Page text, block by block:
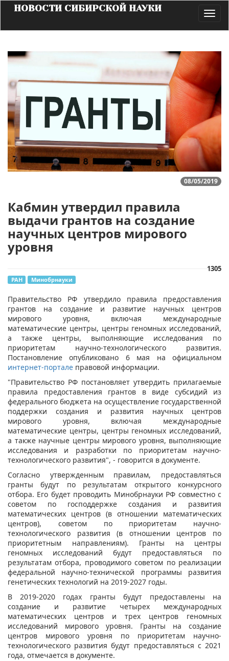
НОВОСТИ СИБИРСКОЙ НАУКИ
08/05/2019
Кабмин утвердил правила
выдачи грантов на создание
научных центров мирового
уровня
1305
РАН Минобрнауки
Правительство РФ утвердило правила предоставления
грантов на создание и развитие научных центров
мирового уровня, включая международные
математические центры, центры геномных исследований,
а также центры, выполняющие исследования по
приоритетам научно-технологического развития.
Постановление опубликовано 6 мая на официальном
интернет-портале правовой информации.
"Правительство РФ постановляет утвердить прилагаемые
правила предоставления грантов в виде субсидий из
федерального бюджета на осуществление государственной
поддержки создания и развития научных центров
мирового уровня, включая международные
математические центры, центры геномных исследований,
а также научные центры мирового уровня, выполняющие
исследования и разработки по приоритетам научно-
технологического развития", - говорится в документе.
Согласно утвержденным правилам, предоставляться
гранты будут по результатам открытого конкурсного
отбора. Его будет проводить Минобрнауки РФ совместно с
советом по господдержке создания и развития
математических центров (в отношении математических
центров), советом по приоритетам научно-
технологического развития (в отношении центров по
приоритетным направлениям). Гранты на центры
геномных исследований будут предоставляться по
результатам отбора, проводимого советом по реализации
федеральной научно-технической программы развития
генетических технологий на 2019-2027 годы.
В 2019-2020 годах гранты будут предоставлены на
создание и развитие четырех международных
математических центров и трех центров геномных
исследований мирового уровня. Гранты на создание
центров мирового уровня по приоритетам научно-
технологического развития будут предоставляться с 2021
года, отмечается в документе.